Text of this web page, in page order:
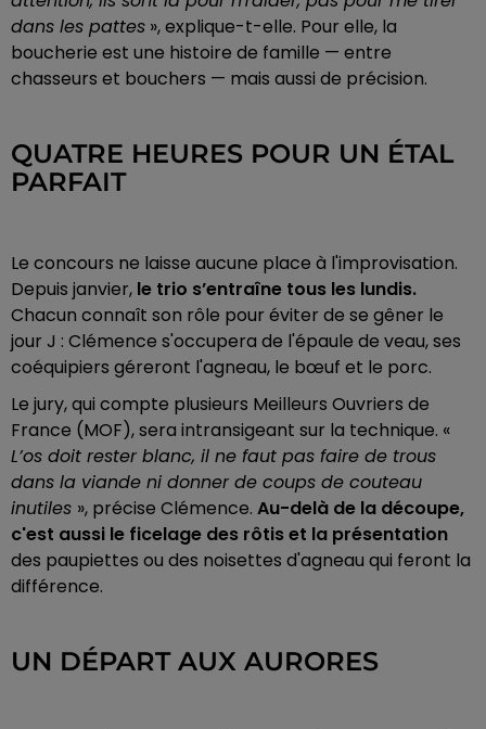
dans les pattes », explique-t-elle. Pour elle, la
boucherie est une histoire de famille — entre
chasseurs et bouchers — mais aussi de précision.
QUATRE HEURES POUR UN ÉTAL
PARFAIT
Le concours ne laisse aucune place à l'improvisation.
Depuis janvier, le trio s’entraîne tous les lundis.
Chacun connaît son rôle pour éviter de se gêner le
jour J : Clémence s'occupera de l'épaule de veau, ses
coéquipiers géreront l'agneau, le bœuf et le porc.
Le jury, qui compte plusieurs Meilleurs Ouvriers de
France (MOF), sera intransigeant sur la technique. «
L’os doit rester blanc, il ne faut pas faire de trous
dans la viande ni donner de coups de couteau
inutiles », précise Clémence. Au-delà de la découpe,
c'est aussi le ficelage des rôtis et la présentation
des paupiettes ou des noisettes d'agneau qui feront la
différence.
UN DÉPART AUX AURORES